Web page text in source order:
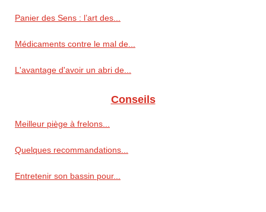
Panier des Sens : l’art des...
Médicaments contre le mal de...
L'avantage d'avoir un abri de...
Conseils
Meilleur piège à frelons...
Quelques recommandations...
Entretenir son bassin pour...